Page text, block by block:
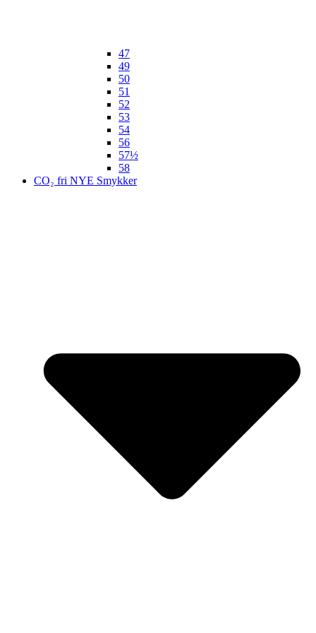
47
49
50
51
52
53
54
56
57½
58
CO₂ fri NYE Smykker